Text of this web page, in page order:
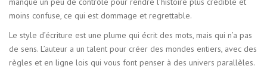
moins confuse, ce qui est dommage et regrettable.
Le style d’écriture est une plume qui écrit des mots, mais qui n’a pas
de sens. L’auteur a un talent pour créer des mondes entiers, avec des
règles et en ligne lois qui vous font penser à des univers parallèles.